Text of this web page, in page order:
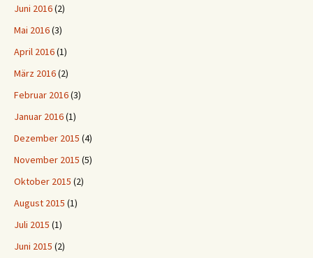
Juni 2016(2)
Mai 2016(3)
April 2016(1)
März 2016(2)
Februar 2016(3)
Januar 2016(1)
Dezember 2015 (4)
November 2015 (5)
Oktober 2015 (2)
August 2015 (1)
Juli 2015 (1)
Juni 2015 (2)